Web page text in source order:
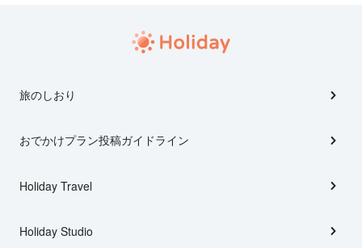
旅のしおり
おでかけプラン投稿ガイドライン
Holiday Travel
Holiday Studio